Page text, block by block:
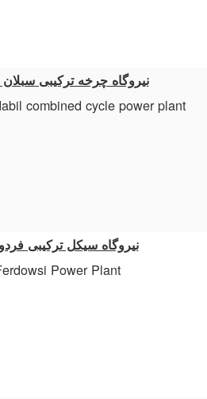
نیروگاه چرخه ترکیبی سبلان
combined cycle power plant
نیروگاه سیکل ترکیبی
Power Plant